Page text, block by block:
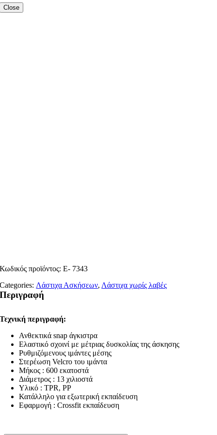
Close
Κωδικός προϊόντος:Ε- 7343
Categories:Λάστιχα Ασκήσεων,Λάστιχα χωρίς λαβές
Περιγραφή
Τεχνική περιγραφή:
Ανθεκτικά snap άγκιστρα
Ελαστικό σχοινί με μέτριας δυσκολίας της άσκησης
Ρυθμιζόμενους ιμάντες μέσης
Στερέωση Velcro του ιμάντα
Μήκος : 600 εκατοστά
Διάμετρος : 13 χιλιοστά
Υλικό : TPR, PP
Κατάλληλο για εξωτερική εκπαίδευση
Εφαρμογή : Crossfit εκπαίδευση